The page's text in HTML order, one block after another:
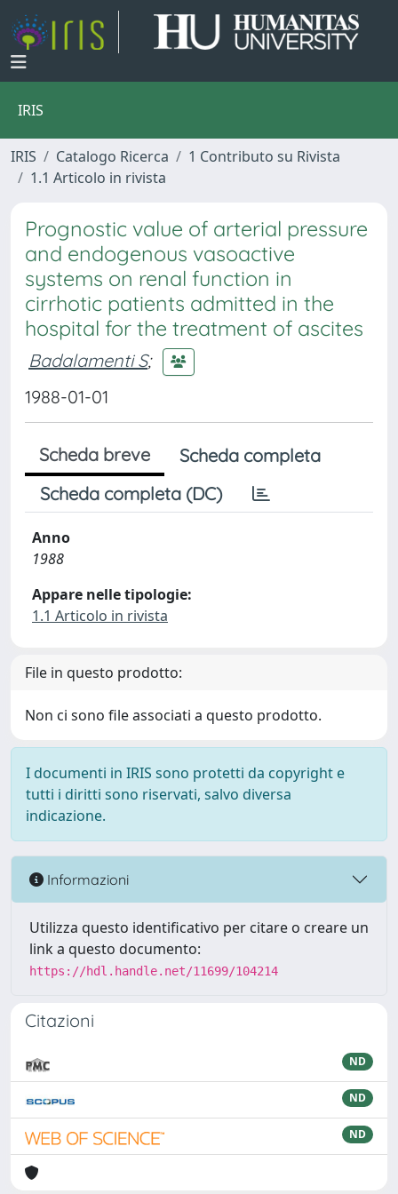
IRIS
IRIS Catalogo Ricerca
1 Contributo su Rivista
1.1 Articolo in rivista
Prognostic value of arterial pressure
and endogenous vasoactive
systems on renal function in
cirrhotic patients admitted in the
hospital for the treatment of ascites
Badalamenti S;
1988-01-01
Scheda breve
Scheda completa
Scheda completa (DC)
Anno
1988
Appare nelle tipologie:
1.1 Articolo in rivista
File in questo prodotto:
Non ci sono file associati a questo prodotto.
I documenti in IRIS sono protetti da copyright e
tutti i diritti sono riservati, salvo diversa
indicazione.
Informazioni
Utilizza questo identificativo per citare o creare un
link a questo documento:
https://hdl.handle.net/11699/104214
Citazioni
ND
ND
ND